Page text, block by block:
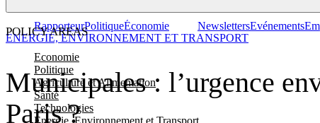
POLICY AREAS
Economie
Politique
Agriculture et Alimentation
Santé
Technologies
Energie, Environnement et Transport
RapporteurPolitiqueÉconomie NewslettersEvénements
Municipales : l’urgence
Paris ?
ENERGIE, ENVIRONNEMENT ET TRANSPORT